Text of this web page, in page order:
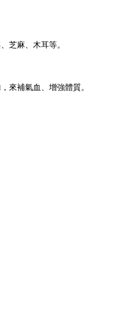
芝麻、木耳等。
來補氣血、增強體質。